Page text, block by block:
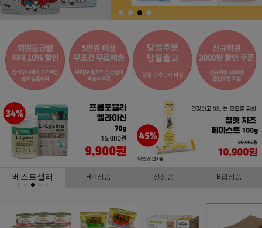
베스트셀러 HIT상품 신상품 B급상품